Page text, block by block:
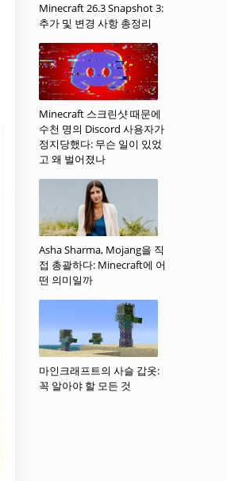
Minecraft 26.3 Snapshot 3:
추가 및 변경 사항 총정리
Minecraft 스크린샷 때문에
수천 명의 Discord 사용자가
정지당했다: 무슨 일이 있었
고 왜 벌어졌나
Asha Sharma, Mojang을 직
접 총괄하다: Minecraft에 어
떤 의미일까
마인크래프트의 사슬 갑옷:
꼭 알아야 할 모든 것